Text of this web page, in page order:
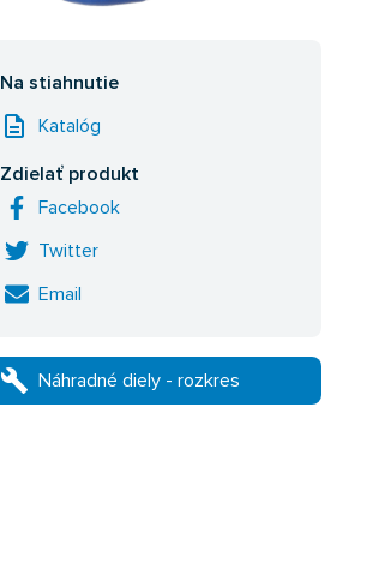
Na stiahnutie
description Katalóg
Zdielať produkt
Facebook
Twitter
Email
build Náhradné diely - rozkres